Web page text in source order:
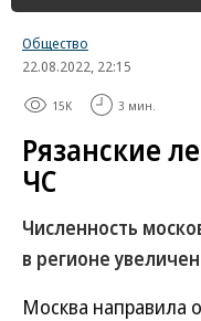
Общество
22.08.2022, 22:15
15K 3 мин.
Рязанские
ЧС
Численность
в регионе
Москва направила